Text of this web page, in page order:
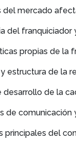
del mercado
del franquiciador
propias de la
estructura de la
desarrollo de la
de comunicación
principales del